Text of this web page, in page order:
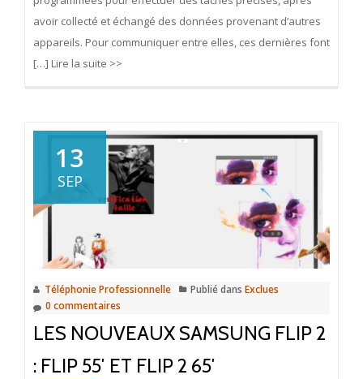
avoir collecté et échangé des données provenant d’autres
appareils. Pour communiquer entre elles, ces dernières font
[…] Lire la suite >>
13
SEP
Téléphonie Professionnelle Publié dans Exclues
0 commentaires
LES NOUVEAUX SAMSUNG FLIP 2
: FLIP 55′ ET FLIP 2 65′